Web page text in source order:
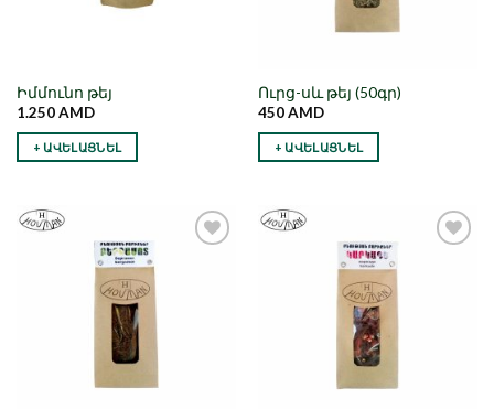
Իմմունո թեյ
1.250AMD
+ ԱՎԵԼԱՑՆԵԼ
Ուրց-սև թեյ (50գր)
450AMD
+ ԱՎԵԼԱՑՆԵԼ
Նշել որպես
նախընտրած
Նշել որպես
նախընտրած